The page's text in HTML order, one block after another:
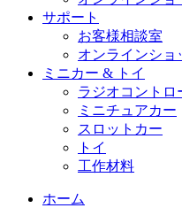
サポート
お客様相談室
オンラインショ
ミニカー & トイ
ラジオコントロ
ミニチュアカー
スロットカー
トイ
工作材料
ホーム